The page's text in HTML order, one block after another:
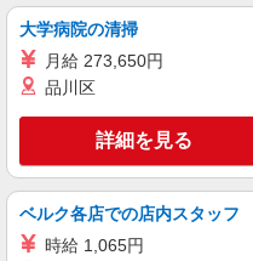
業代は別途
給規定あり ※
＞＊月22日
日
雇入れ
キープ
派遣社員
株式会社グロップ 三重オフィス
自販機冷凍
大学病院の清掃
月給 273,650円
品川区
詳細を見る
ベルク各店での店内スタッフ
時給 1,065円